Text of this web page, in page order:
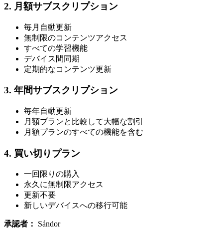
2. 月額サブスクリプション
毎月自動更新
無制限のコンテンツアクセス
すべての学習機能
デバイス間同期
定期的なコンテンツ更新
3. 年間サブスクリプション
毎年自動更新
月額プランと比較して大幅な割引
月額プランのすべての機能を含む
4. 買い切りプラン
一回限りの購入
永久に無制限アクセス
更新不要
新しいデバイスへの移行可能
承認者： Sándor